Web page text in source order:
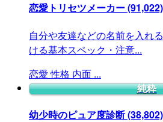
恋愛トリセツメーカー(91,022)
自分や友達などの名前を入れ
ける基本スペック・注意...
恋愛 性格 内面 ...
純粋
幼少時のピュア度診断(38,802)